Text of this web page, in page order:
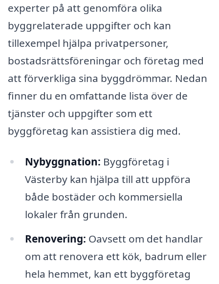
experter på att genomföra olika
byggrelaterade uppgifter och kan
tillexempel hjälpa privatpersoner,
bostadsrättsföreningar och företag med
att förverkliga sina byggdrömmar. Nedan
finner du en omfattande lista över de
tjänster och uppgifter som ett
byggföretag kan assistiera dig med.
Nybyggnation: Byggföretag i
Västerby kan hjälpa till att uppföra
både bostäder och kommersiella
lokaler från grunden.
Renovering: Oavsett om det handlar
om att renovera ett kök, badrum eller
hela hemmet, kan ett byggföretag